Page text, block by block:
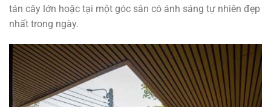
tán cây lớn hoặc tại một góc sân có ánh sáng tự nhiên đẹp
nhất trong ngày.